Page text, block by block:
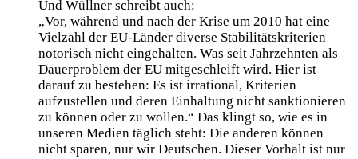
Und Wüllner schreibt auch:
„Vor, während und nach der Krise um 2010 hat eine
Vielzahl der EU-Länder diverse Stabilitätskriterien
notorisch nicht eingehalten. Was seit Jahrzehnten als
Dauerproblem der EU mitgeschleift wird. Hier ist
darauf zu bestehen: Es ist irrational, Kriterien
aufzustellen und deren Einhaltung nicht sanktionieren
zu können oder zu wollen.“ Das klingt so, wie es in
unseren Medien täglich steht: Die anderen können
nicht sparen, nur wir Deutschen. Dieser Vorhalt ist nur